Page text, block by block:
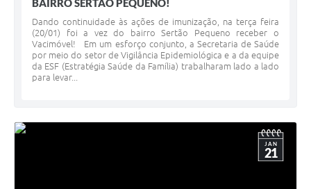
BAIRRO SERTÃO PEQUENO!
Dando continuidade às ações de imunização, na terça feira
(20/01) foi a vez do bairro Sertão Pequeno receber o
Vacimóvel! Em um esforço conjunto, a Secretaria de Saúde
por meio do setor de Vigilância Epidemiológica e a da equipe
da ESF (Estratégia Saúde da Família) trabalharam lado a lado
para levar...
JAN
21